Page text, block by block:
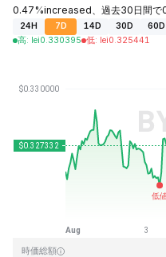
0.47%increased、過去30日間で
24H 7D 14D 30D 60D
高: lei0.330395 低: lei0.325441
最終更新日時：2026-08-07、23:03
lei0.431288
時価総額